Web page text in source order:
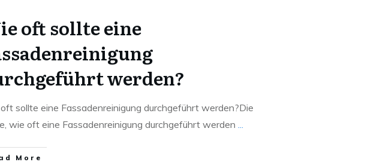
oft sollte eine
werden?
sollte eine Fassadenreinigung durchgeführt werden?Die
wie oft eine Fassadenreinigung durchgeführt werden ...
More